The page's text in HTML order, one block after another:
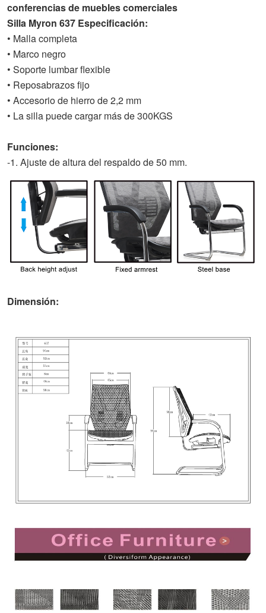
conferencias de muebles comerciales
Silla Myron 637 Especificación:
• Malla completa
• Marco negro
• Soporte lumbar flexible
• Reposabrazos fijo
• Accesorio de hierro de 2,2 mm
• La silla puede cargar más de 300KGS
Funciones:
-1. Ajuste de altura del respaldo de 50 mm.
Dimensión: